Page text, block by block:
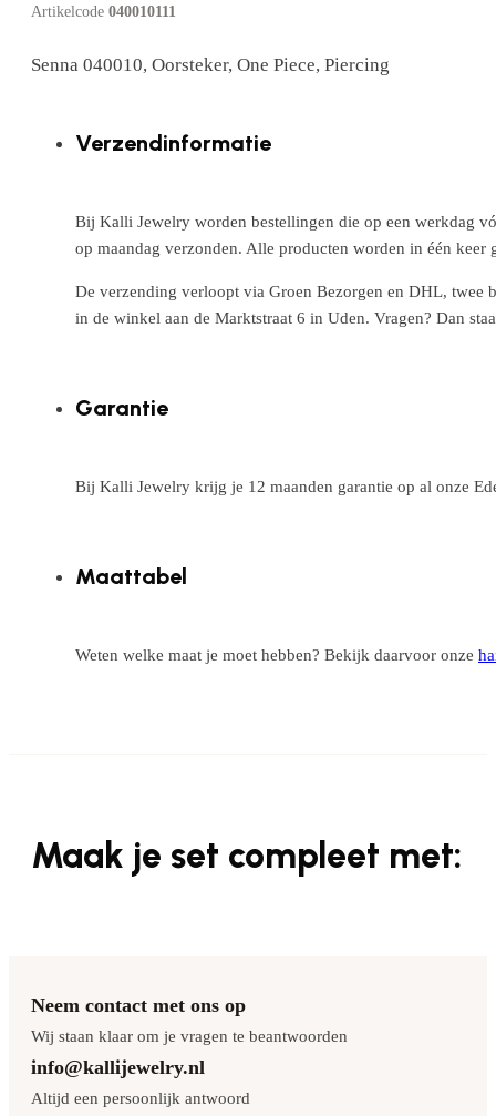
Artikelcode 040010111
Senna 040010, Oorsteker, One Piece, Piercing
Verzendinformatie
Bij Kalli Jewelry worden bestellingen die op een werkdag
op maandag verzonden. Alle producten worden in één
De verzending verloopt via Groen Bezorgen en DHL, twee
in de winkel aan de Marktstraat 6 in Uden. Vragen? Dan
Garantie
Bij Kalli Jewelry krijg je 12 maanden garantie op al onze
Maattabel
Weten welke maat je moet hebben? Bekijk daarvoor onze
Maak je set compleet met:
Neem contact met ons op
Wij staan klaar om je vragen te beantwoorden
info@kallijewelry.nl
Altijd een persoonlijk antwoord